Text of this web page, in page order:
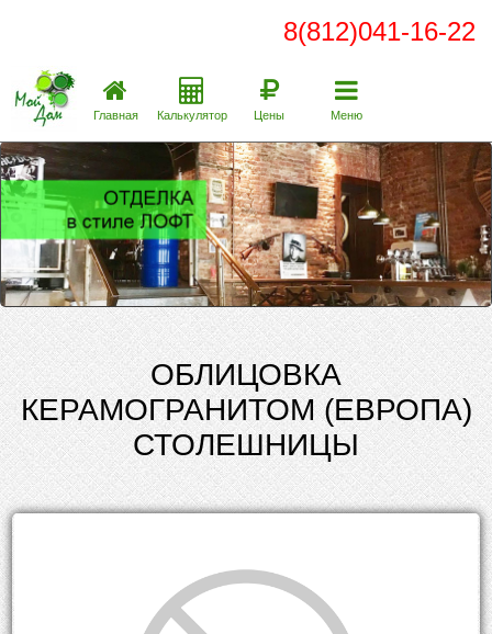
8(812)041-16-22
Главная Калькулятор Цены Меню
ОБЛИЦОВКА
КЕРАМОГРАНИТОМ (ЕВРОПА)
СТОЛЕШНИЦЫ